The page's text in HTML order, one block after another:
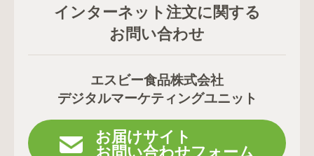
インターネット注文に関する
お問い合わせ
エスビー食品株式会社
デジタルマーケティングユニット
お届けサイト
お問い合わせフォーム